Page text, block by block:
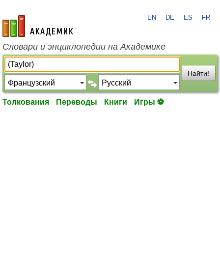
academic.ru
EN DE ES FR
Словари и энциклопедии на Академике
Найти!
Толкования Переводы Книги Игры ⚽